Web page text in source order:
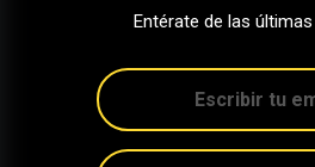
Entérate de las